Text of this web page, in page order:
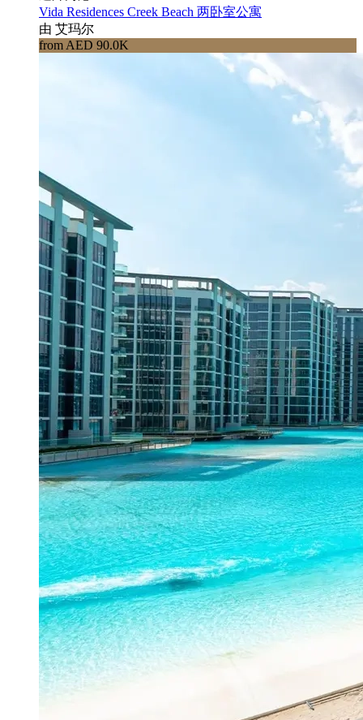
Vida Residences Creek Beach 两卧室公寓
由 艾玛尔
from AED 90.0K